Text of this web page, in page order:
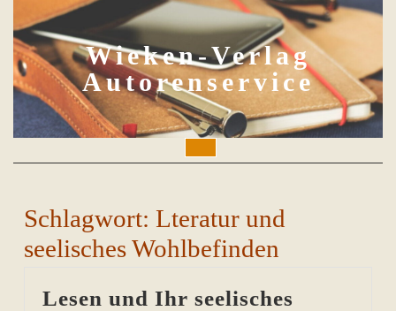
to
content
Wieken-Verlag
Autorenservice
Button
Schlagwort: Lteratur und
seelisches Wohlbefinden
Lesen und Ihr seelisches